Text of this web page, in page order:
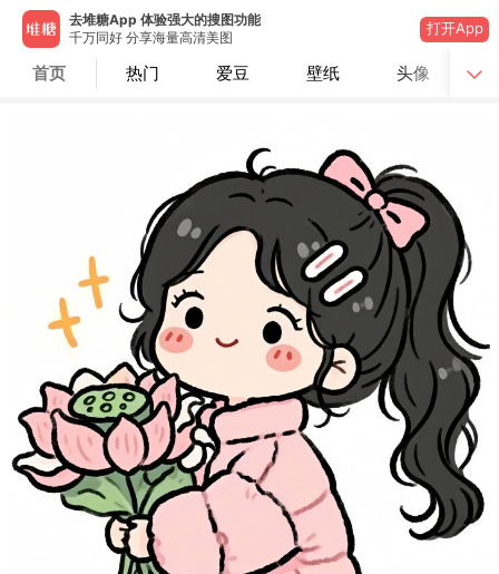
去堆糖App 体验强大的搜图功能
千万同好 分享海量高清美图
打开App
首页 热门 爱豆 壁纸 头像